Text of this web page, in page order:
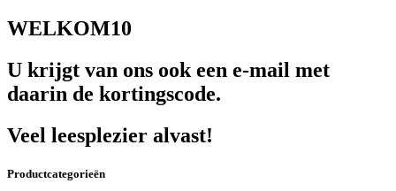
WELKOM10
U krijgt van ons ook een e-mail met
daarin de kortingscode.
Veel leesplezier alvast!
Productcategorieën